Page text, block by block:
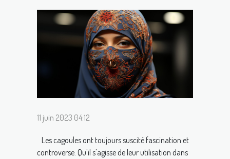
11 juin 2023 04:12
Les cagoules ont toujours suscité fascination et
controverse. Qu'il s'agisse de leur utilisation dans